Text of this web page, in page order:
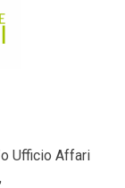
Ufficio Affari